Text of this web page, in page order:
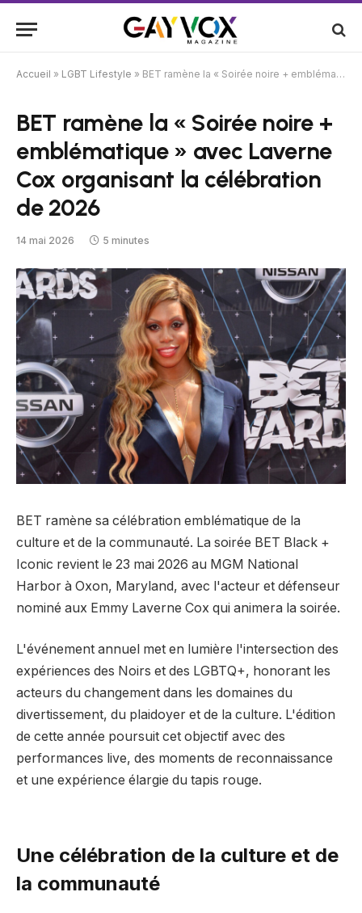
Accueil » LGBT Lifestyle » BET ramène la « Soirée noire + emblématique » avec Laverne Cox organisant la célébration de 2026
BET ramène la « Soirée noire +
emblématique » avec Laverne
Cox organisant la célébration
de 2026
14 mai 2026 5 minutes
BET ramène sa célébration emblématique de la
culture et de la communauté. La soirée BET Black +
Iconic revient le 23 mai 2026 au MGM National
Harbor à Oxon, Maryland, avec l'acteur et défenseur
nominé aux Emmy Laverne Cox qui animera la soirée.
L'événement annuel met en lumière l'intersection des
expériences des Noirs et des LGBTQ+, honorant les
acteurs du changement dans les domaines du
divertissement, du plaidoyer et de la culture. L'édition
de cette année poursuit cet objectif avec des
performances live, des moments de reconnaissance
et une expérience élargie du tapis rouge.
Une célébration de la culture et de
la communauté